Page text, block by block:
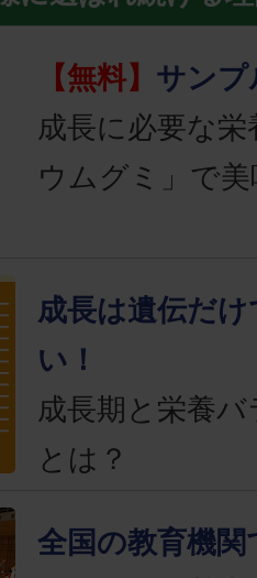
【無料】 サンプ
成長に必要な
ウムグミ」で
成長は遺伝だ
い！
成長期と栄養
とは？
全国の教育機関